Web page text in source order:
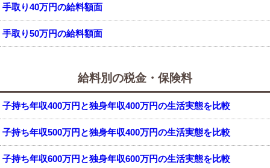
手取り40万円の給料額面
手取り50万円の給料額面
給料別の税金・保険料
子持ち年収400万円と独身年収400万円の生活実態を比較
子持ち年収500万円と独身年収400万円の生活実態を比較
子持ち年収600万円と独身年収600万円の生活実態を比較